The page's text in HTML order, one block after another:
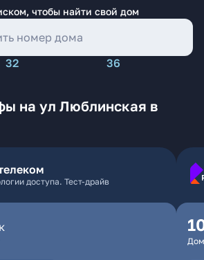
чтобы найти свой дом
32
36
на ул Люблинская в
доступа. Тест-драйв